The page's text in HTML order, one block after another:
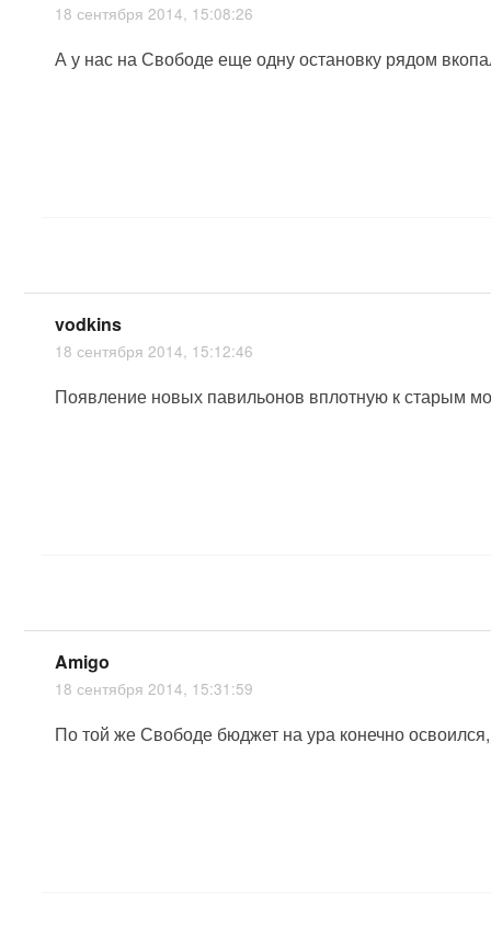
18 сентября 2014, 15:08:26
А у нас на Свободе еще одну остановку рядом
vodkins
18 сентября 2014, 15:12:46
Появление новых павильонов вплотную к старым
Amigo
18 сентября 2014, 15:31:59
По той же Свободе бюджет на ура конечно